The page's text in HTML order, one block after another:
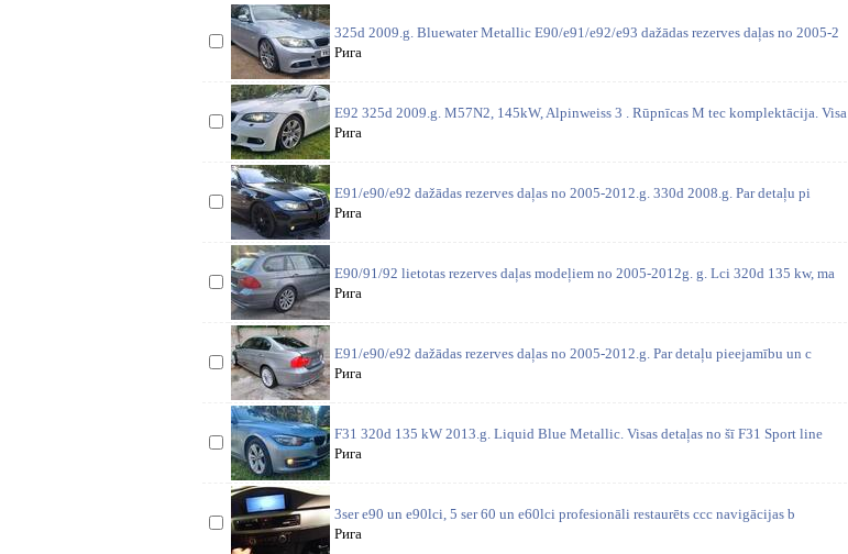
325d 2009.g. Bluewater Metallic E90/e91/e92/e93 dažādas rezerves daļas no 2005-2
Рига
E92 325d 2009.g. M57N2, 145kW, Alpinweiss 3 . Rūpnīcas M tec komplektācija. Visa
Рига
E91/e90/e92 dažādas rezerves daļas no 2005-2012.g. 330d 2008.g. Par detaļu pi
Рига
E90/91/92 lietotas rezerves daļas modeļiem no 2005-2012g. g. Lci 320d 135 kw, ma
Рига
E91/e90/e92 dažādas rezerves daļas no 2005-2012.g. Par detaļu pieejamību un c
Рига
F31 320d 135 kW 2013.g. Liquid Blue Metallic. Visas detaļas no šī F31 Sport line
Рига
3ser e90 un e90lci, 5 ser 60 un e60lci profesionāli restaurēts ccc navigācijas b
Рига